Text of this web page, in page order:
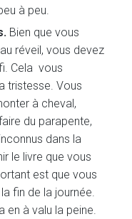
à peu.
Bien que vous
réveil, vous devez
Cela vous
tristesse. Vous
à cheval,
du parapente,
dans la
le livre que vous
est que vous
fin de la journée.
en à valu la peine.